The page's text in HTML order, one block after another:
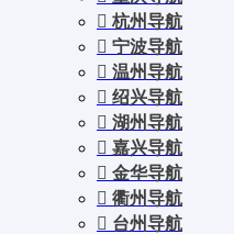
杭州导航
宁波导航
温州导航
绍兴导航
湖州导航
嘉兴导航
金华导航
衢州导航
台州导航